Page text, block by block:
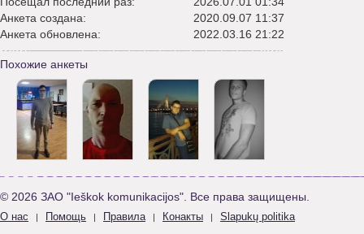
Анкета создана:
2020.09.07 11:37
Анкета обновлена:
2022.03.16 21:22
Похожие анкеты
© 2026 ЗАО "Ieškok komunikacijos". Все права защищены.
О нас | Помощь | Правила | Конакты | Slapukų politika